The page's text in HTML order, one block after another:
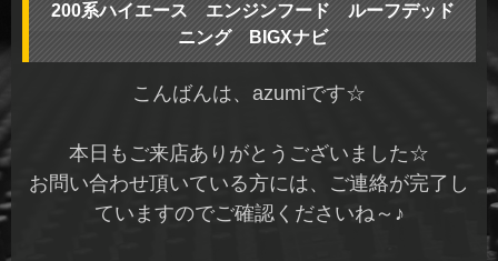
200系ハイエース エンジンフード ルーフデッド
ニング BIGXナビ
こんばんは、azumiです☆
本日もご来店ありがとうございました☆
お問い合わせ頂いている方には、ご連絡が完了し
ていますのでご確認くださいね～♪